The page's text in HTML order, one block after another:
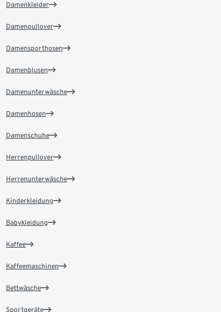
Damenkleider
Damenpullover
Damensporthosen
Damenblusen
Damenunterwäsche
Damenhosen
Damenschuhe
Herrenpullover
Herrenunterwäsche
Kinderkleidung
Babykleidung
Kaffee
Kaffeemaschinen
Bettwäsche
Sportgeräte